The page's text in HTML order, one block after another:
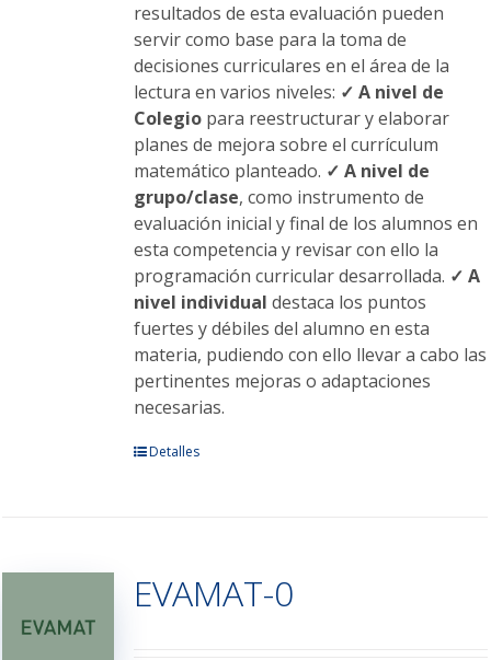
resultados de esta evaluación pueden
servir como base para la toma de
decisiones curriculares en el área de la
lectura en varios niveles: ✓ A nivel de
Colegiopara reestructurar y elaborar
planes de mejora sobre el currículum
matemático planteado. ✓ A nivel de
grupo/clase, como instrumento de
evaluación inicial y final de los alumnos en
esta competencia y revisar con ello la
programación curricular desarrollada. ✓ A
nivel individual destaca los puntos
fuertes y débiles del alumno en esta
materia, pudiendo con ello llevar a cabo las
pertinentes mejoras o adaptaciones
necesarias.
Este
Las
opciones
Detalles
EVAMAT-0